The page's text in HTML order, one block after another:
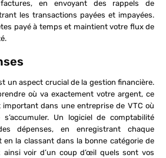
en envoyant des rappels de
les transactions payées et impayées.
payé à temps et maintient votre flux de
un aspect crucial de la gestion financière.
où va exactement votre argent, ce
dans une entreprise de VTC où
Un logiciel de comptabilité
dépenses, en enregistrant chaque
la classant dans la bonne catégorie de
ainsi voir d’un coup d’œil quels sont vos